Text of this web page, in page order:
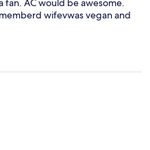
fan. AC would be awesome.
wifevwas vegan and